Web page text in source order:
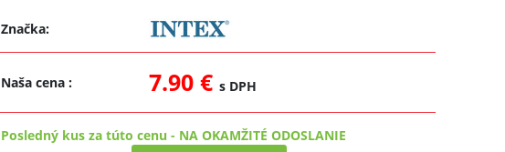
Značka:
Naša cena: 7.90 €s DPH
Posledný kus za túto cenu - NA OKAMŽITÉ ODOSLANIE